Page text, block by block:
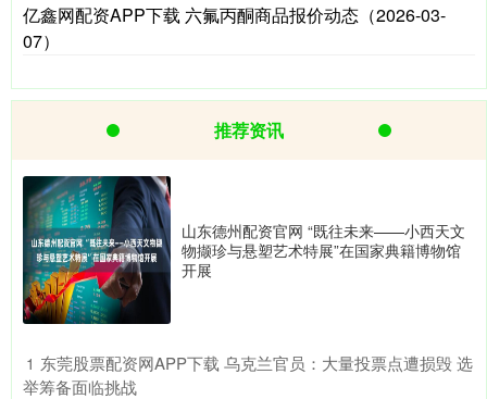
亿鑫网配资APP下载 六氟丙酮商品报价动态（2026-03-
07）
推荐资讯
山东德州配资官网 “既往未来——小西天文
物撷珍与悬塑艺术特展”在国家典籍博物馆
开展
1 ​东莞股票配资网APP下载 乌克兰官员：大量投票点遭损毁 选
举筹备面临挑战